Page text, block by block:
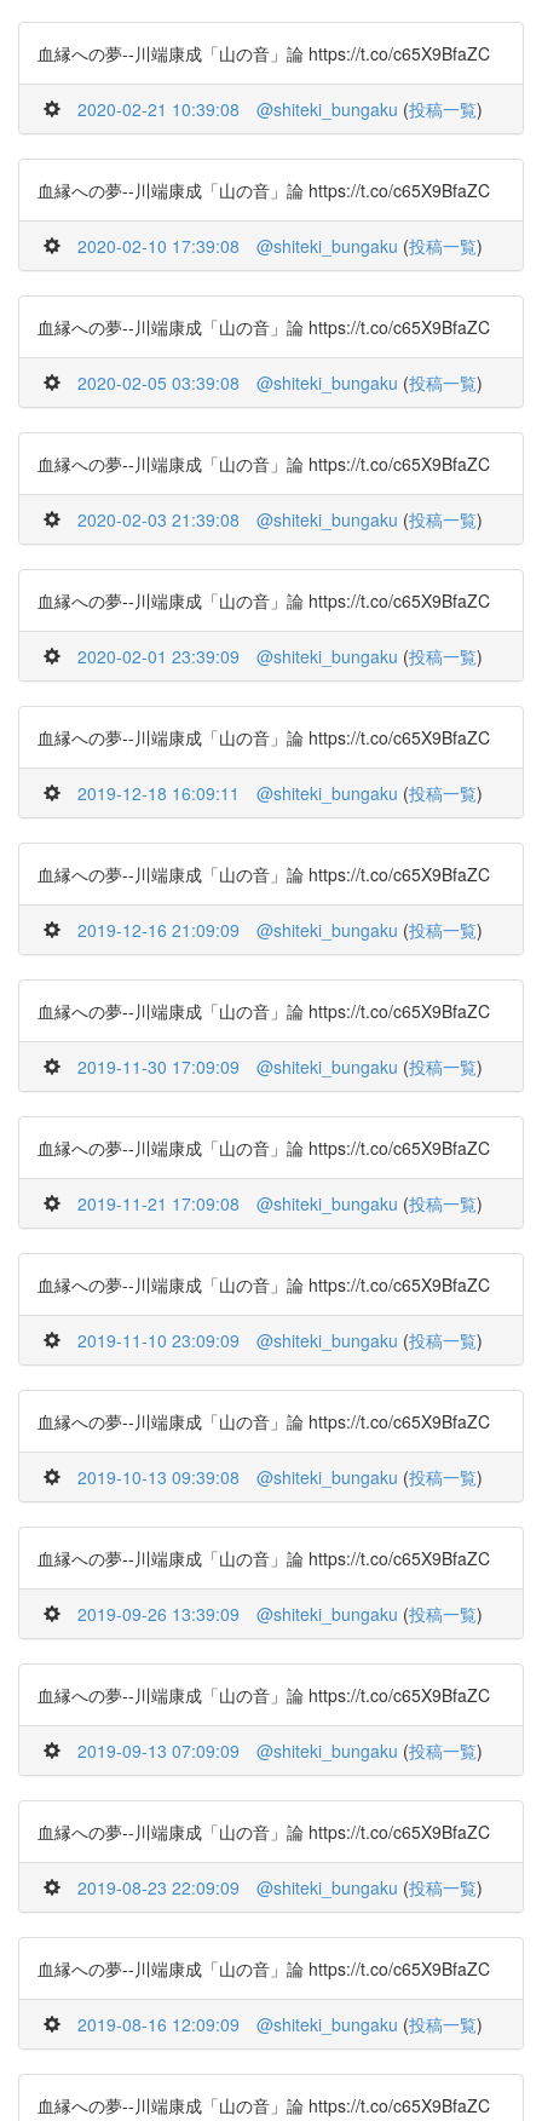
血縁への夢--川端康成「山の音」論 https://t.co/c65X9BfaZC
2020-02-21 10:39:08 @shiteki_bungaku (投稿一覧)
血縁への夢--川端康成「山の音」論 https://t.co/c65X9BfaZC
2020-02-10 17:39:08 @shiteki_bungaku (投稿一覧)
血縁への夢--川端康成「山の音」論 https://t.co/c65X9BfaZC
2020-02-05 03:39:08 @shiteki_bungaku (投稿一覧)
血縁への夢--川端康成「山の音」論 https://t.co/c65X9BfaZC
2020-02-03 21:39:08 @shiteki_bungaku (投稿一覧)
血縁への夢--川端康成「山の音」論 https://t.co/c65X9BfaZC
2020-02-01 23:39:09 @shiteki_bungaku (投稿一覧)
血縁への夢--川端康成「山の音」論 https://t.co/c65X9BfaZC
2019-12-18 16:09:11 @shiteki_bungaku (投稿一覧)
血縁への夢--川端康成「山の音」論 https://t.co/c65X9BfaZC
2019-12-16 21:09:09 @shiteki_bungaku (投稿一覧)
血縁への夢--川端康成「山の音」論 https://t.co/c65X9BfaZC
2019-11-30 17:09:09 @shiteki_bungaku (投稿一覧)
血縁への夢--川端康成「山の音」論 https://t.co/c65X9BfaZC
2019-11-21 17:09:08 @shiteki_bungaku (投稿一覧)
血縁への夢--川端康成「山の音」論 https://t.co/c65X9BfaZC
2019-11-10 23:09:09 @shiteki_bungaku (投稿一覧)
血縁への夢--川端康成「山の音」論 https://t.co/c65X9BfaZC
2019-10-13 09:39:08 @shiteki_bungaku (投稿一覧)
血縁への夢--川端康成「山の音」論 https://t.co/c65X9BfaZC
2019-09-26 13:39:09 @shiteki_bungaku (投稿一覧)
血縁への夢--川端康成「山の音」論 https://t.co/c65X9BfaZC
2019-09-13 07:09:09 @shiteki_bungaku (投稿一覧)
血縁への夢--川端康成「山の音」論 https://t.co/c65X9BfaZC
2019-08-23 22:09:09 @shiteki_bungaku (投稿一覧)
血縁への夢--川端康成「山の音」論 https://t.co/c65X9BfaZC
2019-08-16 12:09:09 @shiteki_bungaku (投稿一覧)
血縁への夢--川端康成「山の音」論 https://t.co/c65X9BfaZC